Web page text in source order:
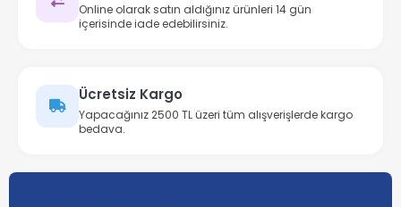
Online olarak satın aldığınız ürünleri 14 gün
içerisinde iade edebilirsiniz.
Ücretsiz Kargo
Yapacağınız 2500 TL üzeri tüm alışverişlerde kargo
bedava.